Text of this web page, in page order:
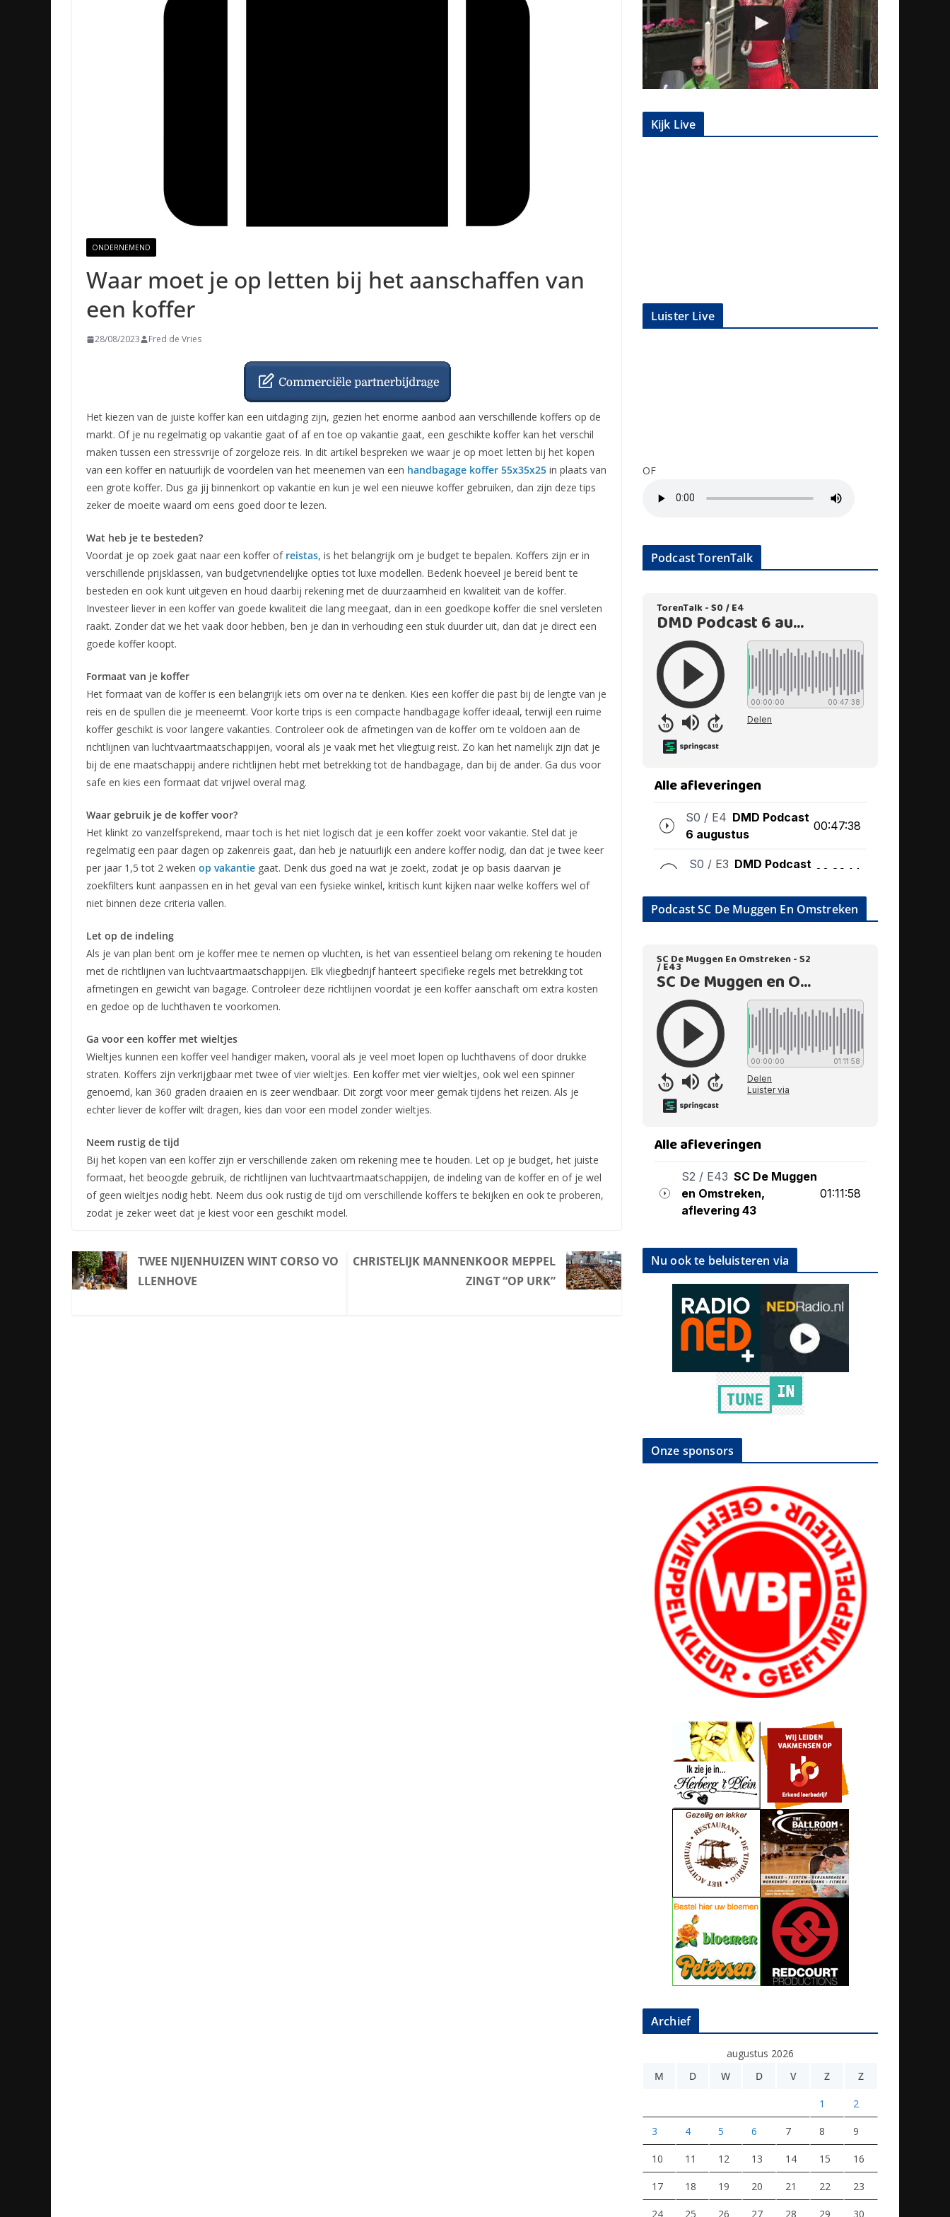
ONDERNEMEND
Waar moet je op letten bij het aanschaffen van
een koffer
28/08/2023 Fred de Vries
Het kiezen van de juiste koffer kan een uitdaging zijn, gezien het enorme aanbod aan verschillende koffers op de
markt. Of je nu regelmatig op vakantie gaat of af en toe op vakantie gaat, een geschikte koffer kan het verschil
maken tussen een stressvrije of zorgeloze reis. In dit artikel bespreken we waar je op moet letten bij het kopen
van een koffer en natuurlijk de voordelen van het meenemen van een handbagage koffer 55x35x25 in plaats van
een grote koffer. Dus ga jij binnenkort op vakantie en kun je wel een nieuwe koffer gebruiken, dan zijn deze tips
zeker de moeite waard om eens goed door te lezen.
Wat heb je te besteden?
Voordat je op zoek gaat naar een koffer of reistas, is het belangrijk om je budget te bepalen. Koffers zijn er in
verschillende prijsklassen, van budgetvriendelijke opties tot luxe modellen. Bedenk hoeveel je bereid bent te
besteden en ook kunt uitgeven en houd daarbij rekening met de duurzaamheid en kwaliteit van de koffer.
Investeer liever in een koffer van goede kwaliteit die lang meegaat, dan in een goedkope koffer die snel versleten
raakt. Zonder dat we het vaak door hebben, ben je dan in verhouding een stuk duurder uit, dan dat je direct een
goede koffer koopt.
Formaat van je koffer
Het formaat van de koffer is een belangrijk iets om over na te denken. Kies een koffer die past bij de lengte van je
reis en de spullen die je meeneemt. Voor korte trips is een compacte handbagage koffer ideaal, terwijl een ruime
koffer geschikt is voor langere vakanties. Controleer ook de afmetingen van de koffer om te voldoen aan de
richtlijnen van luchtvaartmaatschappijen, vooral als je vaak met het vliegtuig reist. Zo kan het namelijk zijn dat je
bij de ene maatschappij andere richtlijnen hebt met betrekking tot de handbagage, dan bij de ander. Ga dus voor
safe en kies een formaat dat vrijwel overal mag.
Waar gebruik je de koffer voor?
Het klinkt zo vanzelfsprekend, maar toch is het niet logisch dat je een koffer zoekt voor vakantie. Stel dat je
regelmatig een paar dagen op zakenreis gaat, dan heb je natuurlijk een andere koffer nodig, dan dat je twee keer
per jaar 1,5 tot 2 weken op vakantie gaat. Denk dus goed na wat je zoekt, zodat je op basis daarvan je
zoekfilters kunt aanpassen en in het geval van een fysieke winkel, kritisch kunt kijken naar welke koffers wel of
niet binnen deze criteria vallen.
Let op de indeling
Als je van plan bent om je koffer mee te nemen op vluchten, is het van essentieel belang om rekening te houden
met de richtlijnen van luchtvaartmaatschappijen. Elk vliegbedrijf hanteert specifieke regels met betrekking tot
afmetingen en gewicht van bagage. Controleer deze richtlijnen voordat je een koffer aanschaft om extra kosten
en gedoe op de luchthaven te voorkomen.
Ga voor een koffer met wieltjes
Wieltjes kunnen een koffer veel handiger maken, vooral als je veel moet lopen op luchthavens of door drukke
straten. Koffers zijn verkrijgbaar met twee of vier wieltjes. Een koffer met vier wieltjes, ook wel een spinner
genoemd, kan 360 graden draaien en is zeer wendbaar. Dit zorgt voor meer gemak tijdens het reizen. Als je
echter liever de koffer wilt dragen, kies dan voor een model zonder wieltjes.
Neem rustig de tijd
Bij het kopen van een koffer zijn er verschillende zaken om rekening mee te houden. Let op je budget, het juiste
formaat, het beoogde gebruik, de richtlijnen van luchtvaartmaatschappijen, de indeling van de koffer en of je wel
of geen wieltjes nodig hebt. Neem dus ook rustig de tijd om verschillende koffers te bekijken en ook te proberen,
zodat je zeker weet dat je kiest voor een geschikt model.
TWEE NIJENHUIZEN WINT CORSO VO
LLENHOVE
CHRISTELIJK MANNENKOOR MEPPEL
ZINGT “OP URK”
Kijk Live
Luister Live
OF
Podcast TorenTalk
Podcast SC De Muggen En Omstreken
Nu ook te beluisteren via
Onze sponsors
Archief
augustus 2026
M
D W D V Z Z
1 2
3 4 5 6 7 8 9
10 11 12 13 14 15 16
17 18 19 20 21 22 23
24 25 26 27 28 29 30